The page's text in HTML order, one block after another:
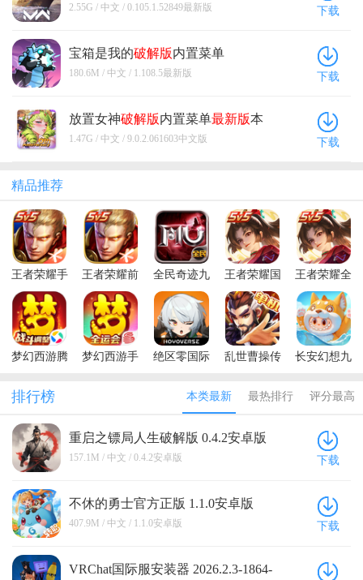
2026 0.105.1.52849最新版
2.55G / 中文 / 0.105.1.52849最新版 下载
宝箱是我的破解版内置菜单
(Summoner) 1.108.5最新版
180.6M / 中文 / 1.108.5最新版 下载
放置女神破解版内置菜单最新版本
(Idle Angels) 9.0.2.061603中文版
1.47G / 中文 / 9.0.2.061603中文版 下载
精品推荐
王者荣耀手
游官方正版
王者荣耀前
瞻版体验服
全民奇迹九
游客户端
王者荣耀国
际服最新版
2026(Honor
of Kings)
王者荣耀全
球国际服最
新版(Honor
of Kings)
梦幻西游腾
梦幻西游手
绝区零国际
乱世曹操传
长安幻想九
排行榜 本类最新 最热排行 评分最高
重启之镖局人生破解版 0.4.2安卓版
157.1M / 中文 / 0.4.2安卓版 下载
不休的勇士官方正版 1.1.0安卓版
407.9M / 中文 / 1.1.0安卓版 下载
VRChat国际服安装器 2026.2.3-1864-